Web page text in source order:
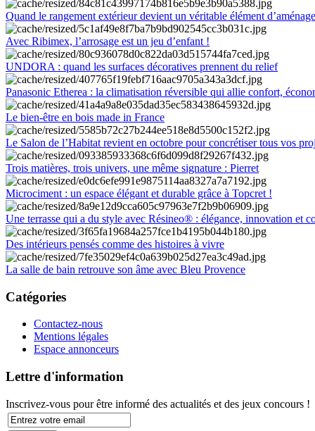
Quand le rangement extérieur devient un véritable élément
Avec Ribimex, l’arrosage est un jeu d’enfant !
UNDORA : quand les surfaces décoratives prennent du relief
Panasonic Etherea : la climatisation réversible qui allie confort,
Le bien-être en bois made in France
Le Salon de l’Habitat revient en octobre pour concrétiser tous vos
Trois matières, trois univers, une même signature : Pierret
Microciment : un espace élégant et durable grâce à Topcret !
Une terrasse qui a du style avec Résineo® : élégance, innovation et
Des intérieurs pensés comme des histoires à vivre
La salle de bain retrouve son âme avec Bleu Provence
Catégories
Contactez-nous
Mentions légales
Espace annonceurs
Lettre d'information
Inscrivez-vous pour être informé des actualités et des jeux concours !